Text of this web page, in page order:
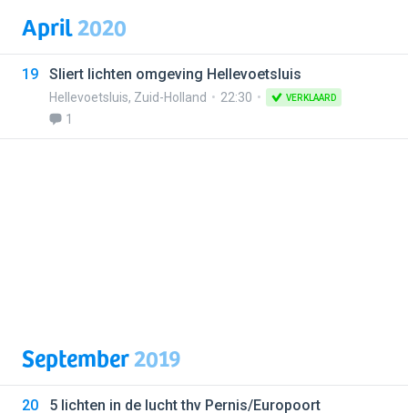
April2020
19 Sliert lichten omgeving Hellevoetsluis
Hellevoetsluis, Zuid-Holland 22:30 VERKLAARD
1
September2019
20 5 lichten in de lucht thv Pernis/Europoort